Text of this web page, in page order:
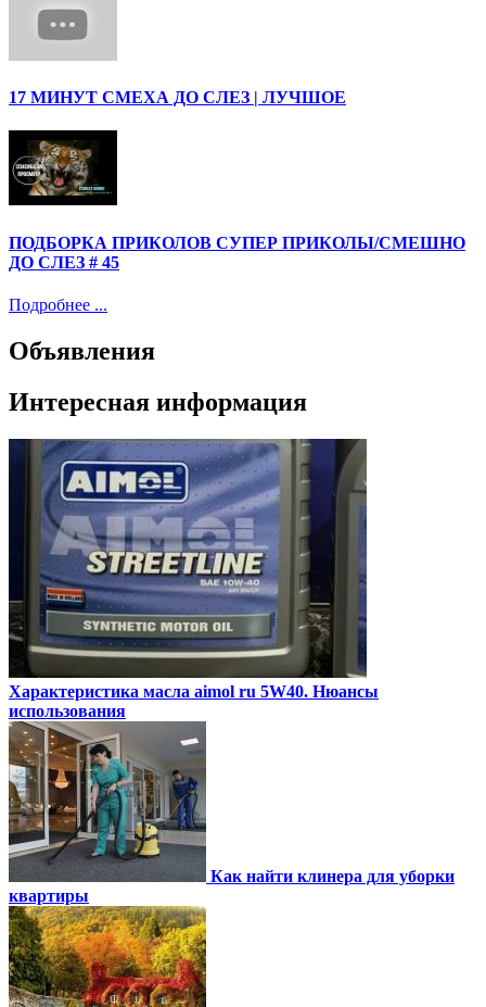
17 МИНУТ СМЕХА ДО СЛЕЗ | ЛУЧШОЕ
ПОДБОРКА ПРИКОЛОВ СУПЕР ПРИКОЛЫ/СМЕШНО
ДО СЛЕЗ # 45
Подробнее ...
Объявления
Интересная информация
Характеристика масла aimol ru 5W40. Нюансы
использования
Как найти клинера для уборки
квартиры